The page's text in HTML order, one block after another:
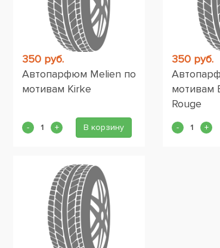
350 руб.
Автопарфюм Melien по
мотивам Kirke
В корзину
350 руб.
мотивам
Rouge